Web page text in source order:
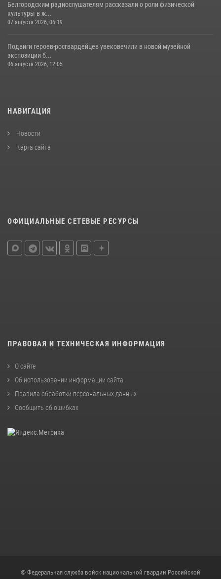
Белгородским радиослушателям рассказали о роли физической
культуры в ж...
07 августа 2026, 06:19
Подвиги героев‑росгвардейцев увековечили в новой музейной
экспозиции б...
06 августа 2026, 12:05
НАВИГАЦИЯ
Новости
Карта сайта
ОФИЦИАЛЬНЫЕ СЕТЕВЫЕ РЕСУРСЫ
ПРАВОВАЯ И ТЕХНИЧЕСКАЯ ИНФОРМАЦИЯ
О сайте
Об использовании информации сайта
Правила обработки персональных данных
Сообщить об ошибках
© Федеральная служба войск национальной гвардии Российской